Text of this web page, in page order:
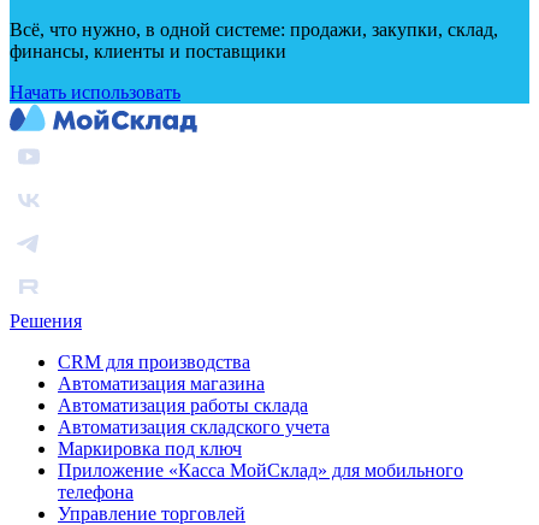
Всё, что нужно, в одной системе: продажи, закупки, склад,
финансы, клиенты и поставщики
Начать использовать
Решения
CRM для производства
Автоматизация магазина
Автоматизация работы склада
Автоматизация складского учета
Маркировка под ключ
Приложение «Касса МойСклад» для мобильного
телефона
Управление торговлей